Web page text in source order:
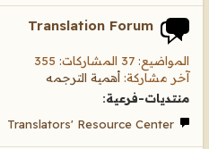
Translation Forum
المواضيع: 37 المشاركات: 355
آخر مشاركة: أهمية الترجمه
منتديات-فرعية:
Translators' Resource Center